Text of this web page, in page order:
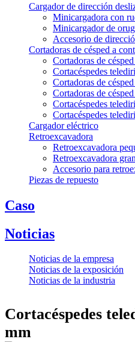
Cargador de dirección
Minicargadora con
Minicargador de
Accesorio de
Cortadoras de césped a
Cortadoras de
Cortacéspedes
Cortadoras de
Cortadoras de
Cortacéspedes
Cortacéspedes
Cargador eléctrico
Retroexcavadora
Retroexcavadora
Retroexcavadora
Accesorio para
Piezas de repuesto
Caso
Noticias
Noticias de la empresa
Noticias de la exposición
Noticias de la industria
Cortacéspedes
mm